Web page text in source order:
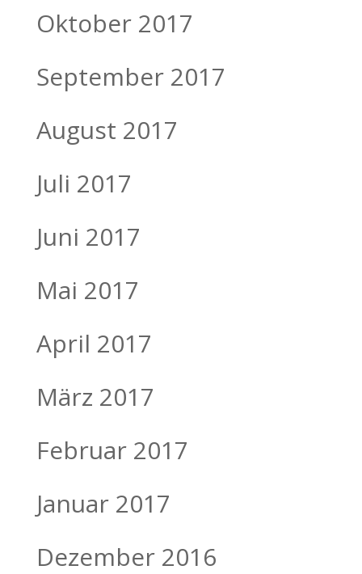
Oktober 2017
September 2017
August 2017
Juli 2017
Juni 2017
Mai 2017
April 2017
März 2017
Februar 2017
Januar 2017
Dezember 2016